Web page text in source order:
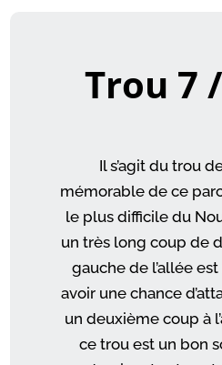
Trou 7
Il s’agit du trou
mémorable de ce
le plus difficile du
un très long coup de
gauche de l’allée
avoir une chance
un deuxième coup à
ce trou est un bon